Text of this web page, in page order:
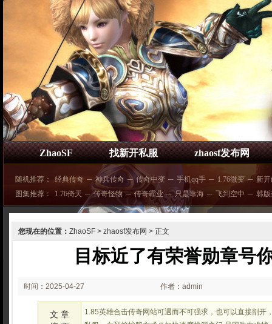
ZhaoSF 找新开私服 zhaosf发布网
随机推荐： 经典传奇 ─ 神兵传奇 ─ 传奇中变 ─ 手机qq手 ─ 1.76微变 ─ 新
图集推荐：
1.76倚天 ─ 传奇怪物 ─ 传奇霸业 ─ 只是靠海 ─ 飞到空中 ─ 韩
您现在的位置： ZhaoSF > zhaosf发布网 > 正文
目标近了有荣誉勋章号
时间：2025-04-27
02:26:56
作者：admin
文 章
1.85英雄合击传奇网站可遇而不可强求，也可以直接剖开